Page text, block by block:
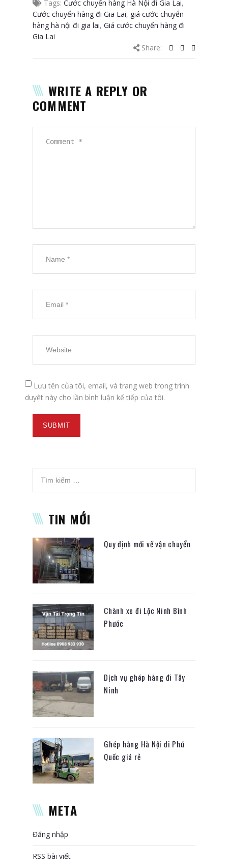
Tags: Cước chuyển hàng Hà Nội đi Gia Lai,
Cước chuyển hàng đi Gia Lai, giá cước chuyển
hàng hà nội đi gia lai, Giá cước chuyển hàng đi
Gia Lai
Share:
WRITE A REPLY OR
COMMENT
Lưu tên của tôi, email, và trang web trong trình
duyệt này cho lần bình luận kế tiếp của tôi.
TIN MỚI
Quy định mới về vận chuyển
Chành xe đi Lộc Ninh Bình
Phước
Dịch vụ ghép hàng đi Tây
Ninh
Ghép hàng Hà Nội đi Phú
Quốc giá rẻ
META
Đăng nhập
RSS bài viết